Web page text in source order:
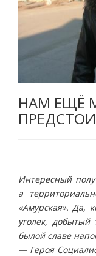
НАМ ЕЩЁ
Интересный
а
«Амурская». Да,
уголек,
былой славе
— Героя